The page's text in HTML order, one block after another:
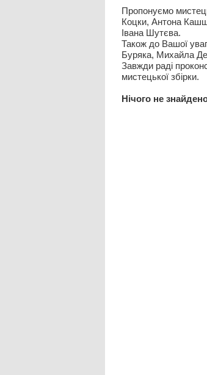
Пропонуємо
Коцки, Антона
Івана Шутєва.
Також до Вашої
Буряка, Михайла
Завжди раді
мистецької збірки.
Нiчого не